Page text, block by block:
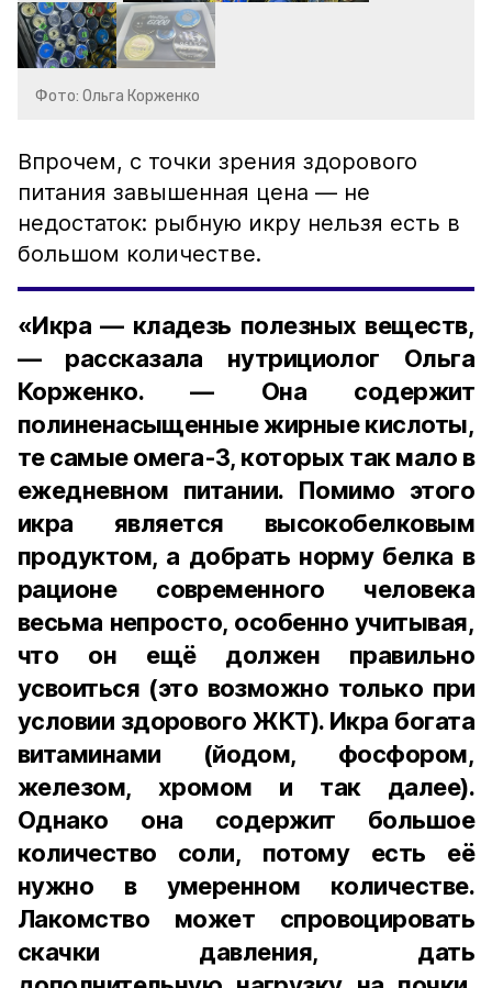
Фото: Ольга Корженко
Впрочем, с точки зрения здорового
питания завышенная цена — не
недостаток: рыбную икру нельзя есть в
большом количестве.
«Икра — кладезь полезных веществ,
— рассказала нутрициолог Ольга
Корженко. — Она содержит
полиненасыщенные жирные кислоты,
те самые омега-3, которых так мало в
ежедневном питании. Помимо этого
икра является высокобелковым
продуктом, а добрать норму белка в
рационе современного человека
весьма непросто, особенно учитывая,
что он ещё должен правильно
усвоиться (это возможно только при
условии здорового ЖКТ). Икра богата
витаминами (йодом, фосфором,
железом, хромом и так далее).
Однако она содержит большое
количество соли, потому есть её
нужно в умеренном количестве.
Лакомство может спровоцировать
скачки давления, дать